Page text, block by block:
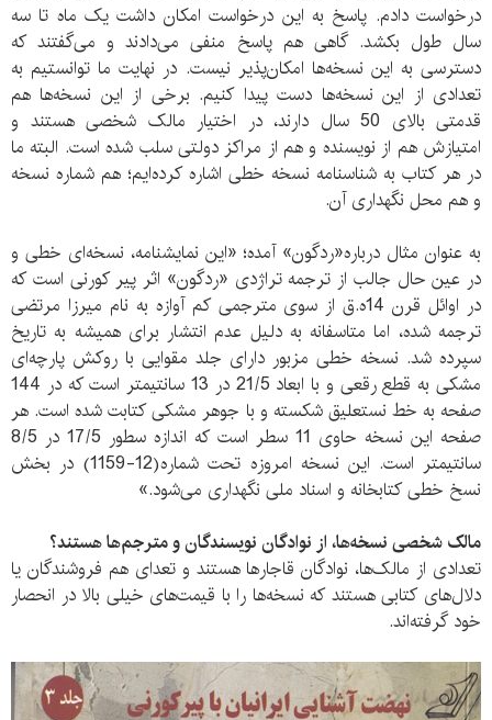
درخواست دادم. پاسخ به این درخواست امکان داشت یک ماه تا سه
سال طول بکشد. گاهی هم پاسخ منفی می‌دادند و می‌گفتند که
دسترسی به این نسخه‌ها امکان‌پذیر نیست. در نهایت ما توانستیم به
تعدادی از این نسخه‌ها دست پیدا کنیم. برخی از این نسخه‌ها هم
قدمتی بالای 50 سال دارند، در اختیار مالک شخصی هستند و
امتیازش هم از نویسنده و هم از مراکز دولتی سلب شده است. البته ما
در هر کتاب به شناسنامه نسخه خطی اشاره کرده‌ایم؛ هم شماره نسخه
و هم محل نگهداری آن.
به عنوان مثال درباره«ردگون» آمده؛ «این نمایشنامه، نسخه‌ای خطی و
در عین حال جالب از ترجمه تراژدی «ردگون» اثر پیر کورنی است که
در اوائل قرن 14ه.ق از سوی مترجمی کم آوازه به نام میرزا مرتضی
ترجمه شده، اما متاسفانه به دلیل عدم انتشار برای همیشه به تاریخ
سپرده شد. نسخه خطی مزبور دارای جلد مقوایی با روکش پارچه‌ای
مشکی به قطع رقعی و با ابعاد 21/5 در 13 سانتیمتر است که در 144
صفحه به خط نستعلیق شکسته و با جوهر مشکی کتابت شده است. هر
صفحه این نسخه حاوی 11 سطر است که اندازه سطور 17/5 در 8/5
سانتیمتر است. این نسخه امروزه تحت شماره(12-1159) در بخش
نسخ خطی کتابخانه و اسناد ملی نگهداری می‌شود.»
مالک شخصی نسخه‌ها، از نوادگان نویسندگان و مترجم‌ها هستند؟
تعدادی از مالک‌ها، نوادگان قاجارها هستند و تعدای هم فروشندگان یا
دلال‌های کتابی هستند که نسخه‌ها را با قیمت‌های خیلی بالا در انحصار
خود گرفته‌اند.